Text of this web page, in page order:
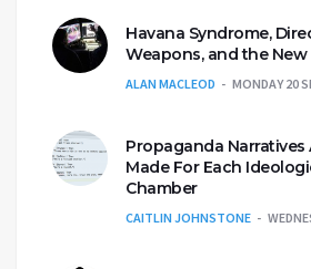
Havana Syndrome,
Weapons, and the New
ALAN MACLEOD MONDAY 20
Propaganda Narratives
Made For Each
Chamber
CAITLIN JOHNSTONE